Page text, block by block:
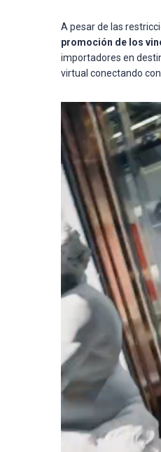
A pesar de las
promoción de los
importadores en
virtual conectando con
Reproductor